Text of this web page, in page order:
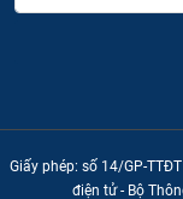
Giấy phép: số 14/GP-
điện tử - Bộ